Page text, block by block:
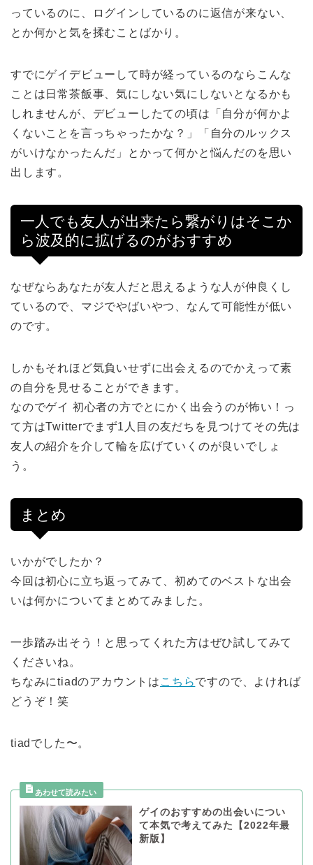
っているのに、ログインしているのに返信が来ない、
とか何かと気を揉むことばかり。
すでにゲイデビューして時が経っているのならこんな
ことは日常茶飯事、気にしない気にしないとなるかも
しれませんが、デビューしたての頃は「自分が何かよ
くないことを言っちゃったかな？」「自分のルックス
がいけなかったんだ」とかって何かと悩んだのを思い
出します。
一人でも友人が出来たら繋がりはそこか
ら波及的に拡げるのがおすすめ
なぜならあなたが友人だと思えるような人が仲良くし
ているので、マジでやばいやつ、なんて可能性が低い
のです。
しかもそれほど気負いせずに出会えるのでかえって素
の自分を見せることができます。
なのでゲイ 初心者の方でとにかく出会うのが怖い！っ
て方はTwitterでまず1人目の友だちを見つけてその先は
友人の紹介を介して輪を広げていくのが良いでしょ
う。
まとめ
いかがでしたか？
今回は初心に立ち返ってみて、初めてのベストな出会
いは何かについてまとめてみました。
一歩踏み出そう！と思ってくれた方はぜひ試してみて
くださいね。
ちなみにtiadのアカウントは こちらですので、よければ
どうぞ！笑
tiadでした〜。
ゲイのおすすめの出会いについ
て本気で考えてみた【2022年最
新版】